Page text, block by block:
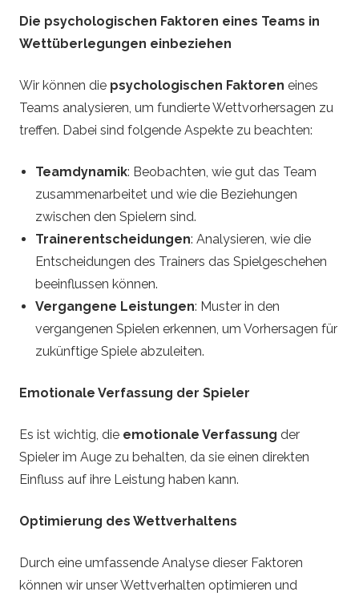
Die psychologischen Faktoren eines Teams in
Wettüberlegungen einbeziehen
Wir können die psychologischen Faktoren eines
Teams analysieren, um fundierte Wettvorhersagen zu
treffen. Dabei sind folgende Aspekte zu beachten:
Teamdynamik: Beobachten, wie gut das Team
zusammenarbeitet und wie die Beziehungen
zwischen den Spielern sind.
Trainerentscheidungen: Analysieren, wie die
Entscheidungen des Trainers das Spielgeschehen
beeinflussen können.
Vergangene Leistungen: Muster in den
vergangenen Spielen erkennen, um Vorhersagen für
zukünftige Spiele abzuleiten.
Emotionale Verfassung der Spieler
Es ist wichtig, die emotionale Verfassung der
Spieler im Auge zu behalten, da sie einen direkten
Einfluss auf ihre Leistung haben kann.
Optimierung des Wettverhaltens
Durch eine umfassende Analyse dieser Faktoren
können wir unser Wettverhalten optimieren und